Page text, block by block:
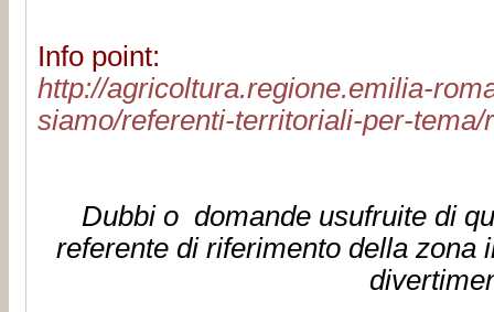
Info point:
http://agricoltura.regione.emilia-
siamo/referenti-territoriali-per-tema/
Dubbi o domande usufruite di
referente di riferimento della zona